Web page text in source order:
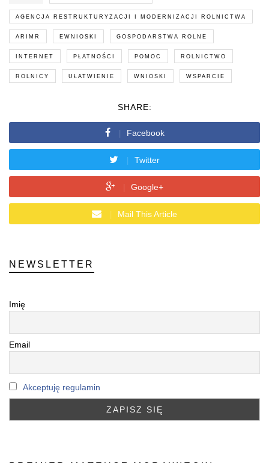
AGENCJA RESTRUKTURYZACJI I MODERNIZACJI ROLNICTWA
ARIMR EWNIOSKI GOSPODARSTWA ROLNE
INTERNET PŁATNOŚCI POMOC ROLNICTWO
ROLNICY UŁATWIENIE WNIOSKI WSPARCIE
SHARE:
Facebook
Twitter
Google+
Mail This Article
NEWSLETTER
Imię
Email
Akceptuję regulamin